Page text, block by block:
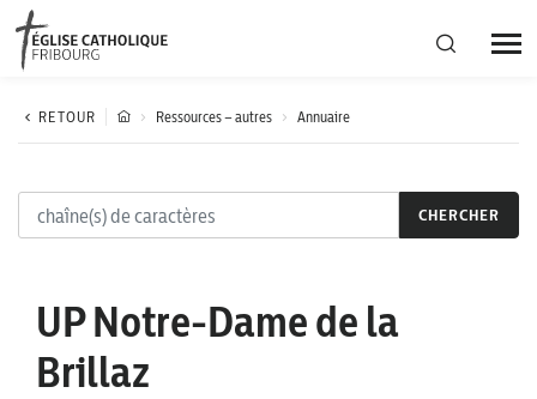
Région diocésaine
Actualités
RETOUR Ressources – autres Annuaire
CHERCHER
UP Notre-Dame de la
Brillaz